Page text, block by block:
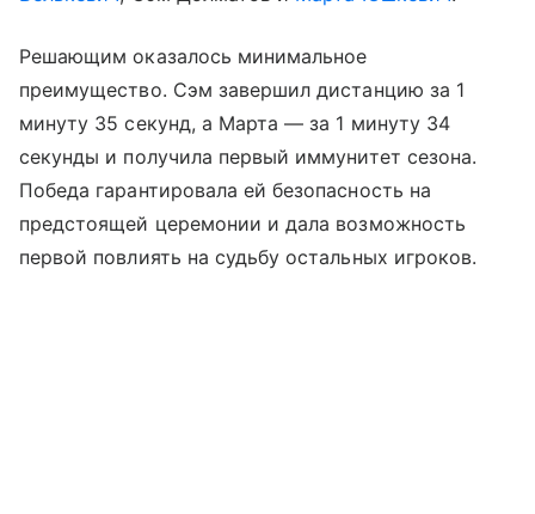
Решающим оказалось минимальное
преимущество. Сэм завершил дистанцию за 1
минуту 35 секунд, а Марта — за 1 минуту 34
секунды и получила первый иммунитет сезона.
Победа гарантировала ей безопасность на
предстоящей церемонии и дала возможность
первой повлиять на судьбу остальных игроков.